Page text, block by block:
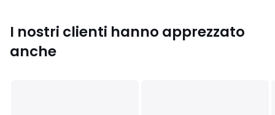
Scheda prodotto relativa alle qualità e caratteristiche
I nostri clienti hanno apprezzato
anche